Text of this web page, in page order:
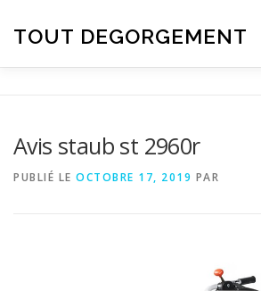
TOUT DEGORGEMENT
Avis staub st 2960r
PUBLIÉ LE OCTOBRE 17, 2019 PAR